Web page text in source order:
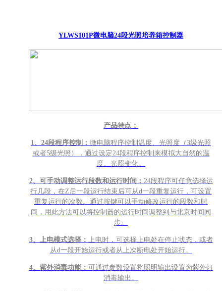
YLWS101P微电脑24段光照培养箱控制器
产品特点：
1、24段程序控制： 微电脑程序控制温度、光照度（3级光照
或者5级光照），通过设定24段程序控制来模拟大自然的温
度、光照变化。
2、可手动调整运行段数和运行时间： 24段程序可任意选择运
行几段，在Z后一段运行结束后可从d一段重复运行，可设置
重复运行的次数。通过按键可以手动修改运行的段数和时
间，用此方法可以将控制器的运行时间调整到与北京时间同
步。
3、上电模式选择： 上电时，可选择上电处在停止状态，或者
从d一段开始运行或者从上次断电处开始运行。
4、紫外消毒功能： 可通过参数设置将照明输出设置为紫外灯
消毒输出。